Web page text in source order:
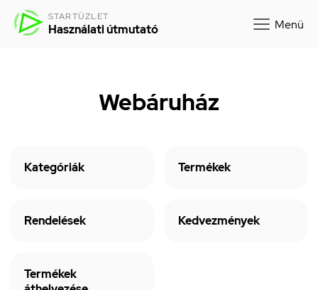
STARTÜZLET
Használati útmutató Menü
Webáruház
Kategóriák Termékek
Rendelések Kedvezmények
Termékek